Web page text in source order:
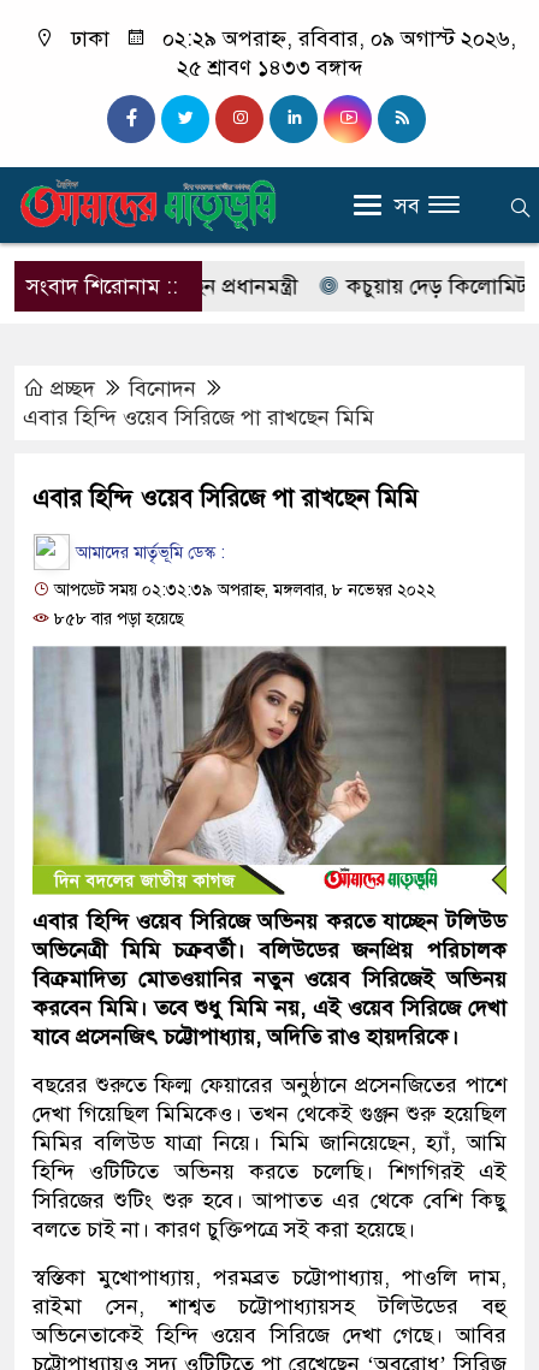
ঢাকা
০২:২৯ অপরাহ্ন, রবিবার, ০৯ অগাস্ট ২০২৬,
২৫ শ্রাবণ ১৪৩৩ বঙ্গাব্দ
সব
সংবাদ শিরোনাম ::
পরিদর্শন করেছেন প্রধানমন্ত্রী কচুয়ায় দেড় কিলোমিটার সড়ক
প্রচ্ছদ
বিনোদন
এবার হিন্দি ওয়েব সিরিজে পা রাখছেন মিমি
এবার হিন্দি ওয়েব সিরিজে পা রাখছেন মিমি
আমাদের মার্তৃভূমি ডেস্ক :
আপডেট সময় ০২:৩২:৩৯ অপরাহ্ন, মঙ্গলবার, ৮ নভেম্বর ২০২২
৮৫৮ বার পড়া হয়েছে
এবার হিন্দি ওয়েব সিরিজে অভিনয় করতে যাচ্ছেন টলিউড
অভিনেত্রী মিমি চক্রবর্তী। বলিউডের জনপ্রিয় পরিচালক
বিক্রমাদিত্য মোতওয়ানির নতুন ওয়েব সিরিজেই অভিনয়
করবেন মিমি। তবে শুধু মিমি নয়, এই ওয়েব সিরিজে দেখা
যাবে প্রসেনজিৎ চট্টোপাধ্যায়, অদিতি রাও হায়দরিকে।
বছরের শুরুতে ফিল্ম ফেয়ারের অনুষ্ঠানে প্রসেনজিতের পাশে
দেখা গিয়েছিল মিমিকেও। তখন থেকেই গুঞ্জন শুরু হয়েছিল
মিমির বলিউড যাত্রা নিয়ে। মিমি জানিয়েছেন, হ্যাঁ, আমি
হিন্দি ওটিটিতে অভিনয় করতে চলেছি। শিগগিরই এই
সিরিজের শুটিং শুরু হবে। আপাতত এর থেকে বেশি কিছু
বলতে চাই না। কারণ চুক্তিপত্রে সই করা হয়েছে।
স্বস্তিকা মুখোপাধ্যায়, পরমব্রত চট্টোপাধ্যায়, পাওলি দাম,
রাইমা সেন, শাশ্বত চট্টোপাধ্যায়সহ টলিউডের বহু
অভিনেতাকেই হিন্দি ওয়েব সিরিজে দেখা গেছে। আবির
চট্টোপাধ্যায়ও সদ্য ওটিটিতে পা রেখেছেন ‘অবরোধ’ সিরিজ